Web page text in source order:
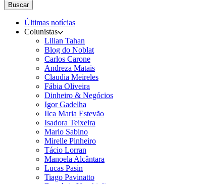
Buscar
Últimas notícias
Colunistas
Lilian Tahan
Blog do Noblat
Carlos Carone
Andreza Matais
Claudia Meireles
Fábia Oliveira
Dinheiro & Negócios
Igor Gadelha
Ilca Maria Estevão
Isadora Teixeira
Mario Sabino
Mirelle Pinheiro
Tácio Lorran
Manoela Alcântara
Lucas Pasin
Tiago Pavinatto